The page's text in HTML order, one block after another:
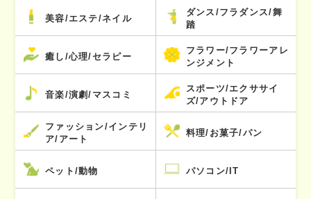
美容/エステ/ネイル
ダンス/フラダンス/舞
踏
癒し/心理/セラピー
フラワー/フラワーアレ
ンジメント
音楽/演劇/マスコミ
スポーツ/エクササイ
ズ/アウトドア
ファッション/インテリ
ア/アート
料理/お菓子/パン
ペット/動物 パソコン/IT